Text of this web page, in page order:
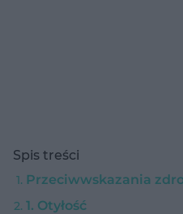
Spis treści
Przeciwwskazania
1. Otyłość